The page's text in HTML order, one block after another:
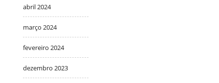
abril 2024
março 2024
fevereiro 2024
dezembro 2023